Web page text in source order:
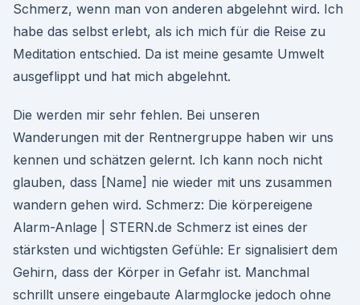
Schmerz, wenn man von anderen abgelehnt wird. Ich
habe das selbst erlebt, als ich mich für die Reise zu
Meditation entschied. Da ist meine gesamte Umwelt
ausgeflippt und hat mich abgelehnt.
Die werden mir sehr fehlen. Bei unseren
Wanderungen mit der Rentnergruppe haben wir uns
kennen und schätzen gelernt. Ich kann noch nicht
glauben, dass [Name] nie wieder mit uns zusammen
wandern gehen wird. Schmerz: Die körpereigene
Alarm-Anlage | STERN.de Schmerz ist eines der
stärksten und wichtigsten Gefühle: Er signalisiert dem
Gehirn, dass der Körper in Gefahr ist. Manchmal
schrillt unsere eingebaute Alarmglocke jedoch ohne